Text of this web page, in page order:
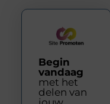
Begin
vandaag
met het
delen van